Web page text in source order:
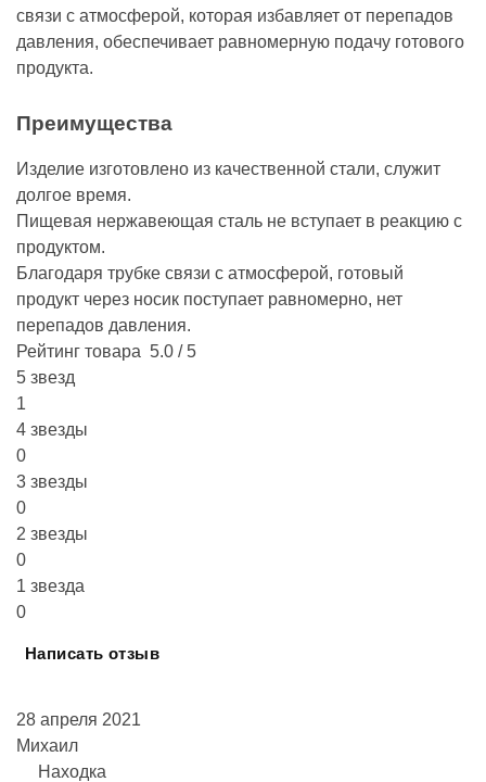
связи с атмосферой, которая избавляет от перепадов
давления, обеспечивает равномерную подачу готового
продукта.
Преимущества
Изделие изготовлено из качественной стали, служит
долгое время.
Пищевая нержавеющая сталь не вступает в реакцию с
продуктом.
Благодаря трубке связи с атмосферой, готовый
продукт через носик поступает равномерно, нет
перепадов давления.
Рейтинг товара 5.0 / 5
5 звезд
1
4 звезды
0
3 звезды
0
2 звезды
0
1 звезда
0
Написать отзыв
28 апреля 2021
Михаил
Находка